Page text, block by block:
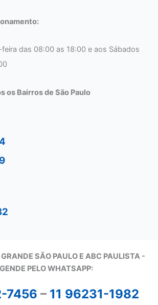
das 08:00 as 18:00 e aos Sábados
os Bairros de São Paulo
SÃO PAULO E ABC PAULISTA -
GENDE PELO WHATSAPP:
7456 – 11 96231-1982